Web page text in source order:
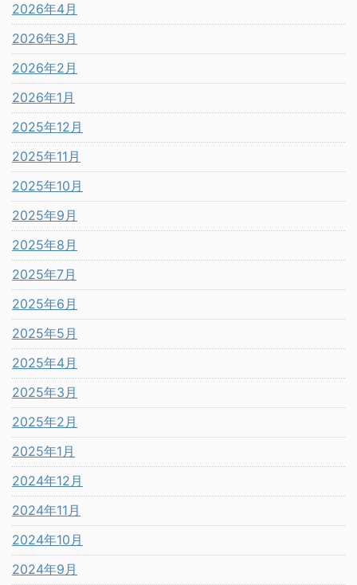
2026年4月
2026年3月
2026年2月
2026年1月
2025年12月
2025年11月
2025年10月
2025年9月
2025年8月
2025年7月
2025年6月
2025年5月
2025年4月
2025年3月
2025年2月
2025年1月
2024年12月
2024年11月
2024年10月
2024年9月